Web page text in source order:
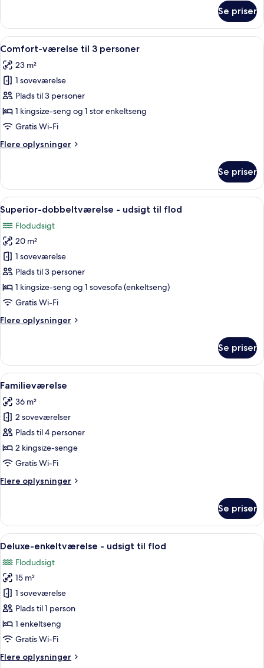
dobbeltværelse
Se priser
Indlæs
alle
billeder
af
Comfort-
værelse
til
personer
Et hotelværelse med to senge, en
7
Comfort-værelse til 3 personer
23 m²
1 soveværelse
Plads til 3 personer
1 kingsize-seng og 1 stor enkeltseng
Gratis Wi-Fi
Flere oplysninger
Flere
værelse
til
3
personer
Se priser
Indlæs
alle
billeder
af
Superior-
dobbeltværelse
-
udsigt
flod
Et hotelværelse med seng,
8
Superior-dobbeltværelse - udsigt til flod
Flodudsigt
20 m²
1 soveværelse
Plads til 3 personer
1 kingsize-seng og 1 sovesofa (enkeltseng)
Gratis Wi-Fi
Flere oplysninger
Flere
dobbeltværelse
udsigt
flod
Se priser
Indlæs
alle
billeder
af
Familieværelse
Familieværelse | Minibar, pengeskab
8
Familieværelse
36 m²
2 soveværelser
Plads til 4 personer
2 kingsize-senge
Gratis Wi-Fi
Flere oplysninger
Flere
Se priser
Indlæs
alle
billeder
af
Deluxe-
enkeltværelse
-
udsigt
flod
Et hotelværelse med seng,
7
Deluxe-enkeltværelse - udsigt til flod
Flodudsigt
15 m²
1 soveværelse
Plads til 1 person
1 enkeltseng
Gratis Wi-Fi
Flere oplysninger
Flere